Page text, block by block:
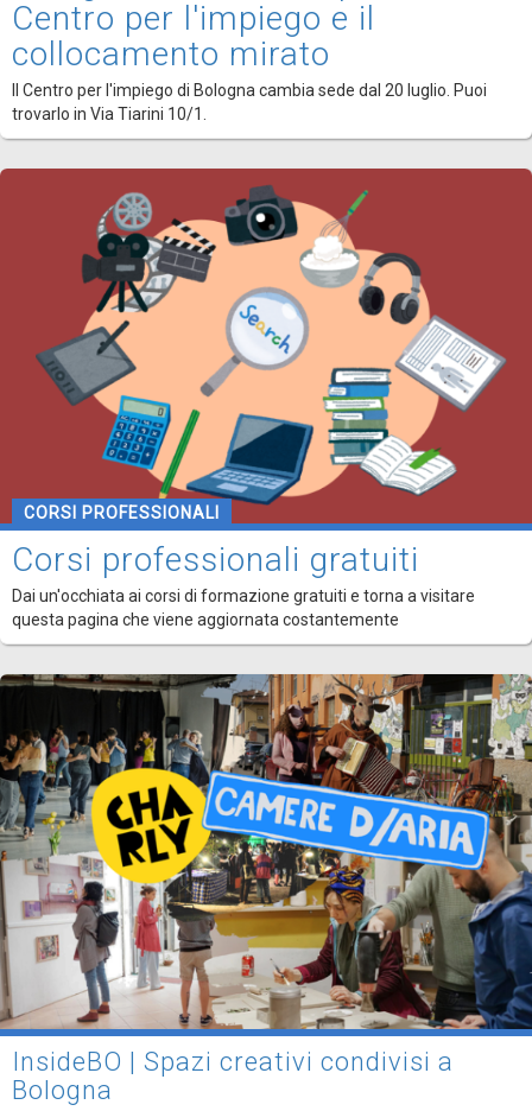
Centro per l'impiego e il
collocamento mirato
Il Centro per l'impiego di Bologna cambia sede dal 20 luglio. Puoi
trovarlo in Via Tiarini 10/1.
CORSI PROFESSIONALI
Corsi professionali gratuiti
Dai un'occhiata ai corsi di formazione gratuiti e torna a visitare
questa pagina che viene aggiornata costantemente
InsideBO | Spazi creativi condivisi a
Bologna